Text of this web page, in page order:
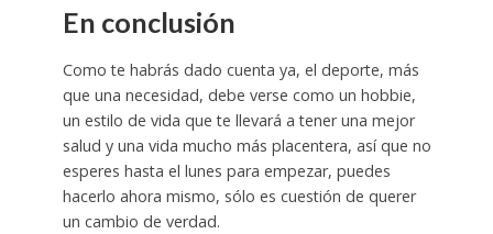
En conclusión
Como te habrás dado cuenta ya, el deporte, más
que una necesidad, debe verse como un hobbie,
un estilo de vida que te llevará a tener una mejor
salud y una vida mucho más placentera, así que no
esperes hasta el lunes para empezar, puedes
hacerlo ahora mismo, sólo es cuestión de querer
un cambio de verdad.